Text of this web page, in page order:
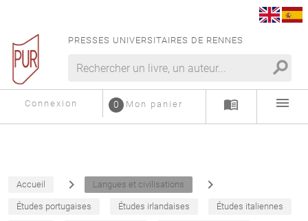
PRESSES UNIVERSITAIRES DE RENNES
search
Connexion Mon panier
0 menu_book menu
Accueil navigate_next Langues et civilisations navigate_next
Études portugaises Études irlandaises Études italiennes